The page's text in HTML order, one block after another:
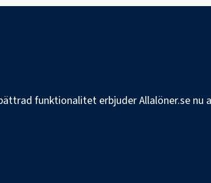
funktionalitet erbjuder Allalöner.se